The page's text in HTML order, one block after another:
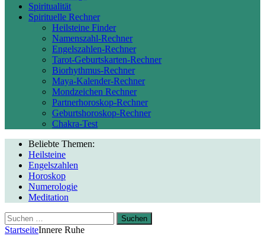
Spiritualität
Spirituelle Rechner
Heilsteine Finder
Namenszahl-Rechner
Engelszahlen-Rechner
Tarot-Geburtskarten-Rechner
Biorhythmus-Rechner
Maya-Kalender-Rechner
Mondzeichen Rechner
Partnerhoroskop-Rechner
Geburtshoroskop-Rechner
Chakra-Test
Beliebte Themen:
Heilsteine
Engelszahlen
Horoskop
Numerologie
Meditation
Suchen
nach:
StartseiteInnere Ruhe